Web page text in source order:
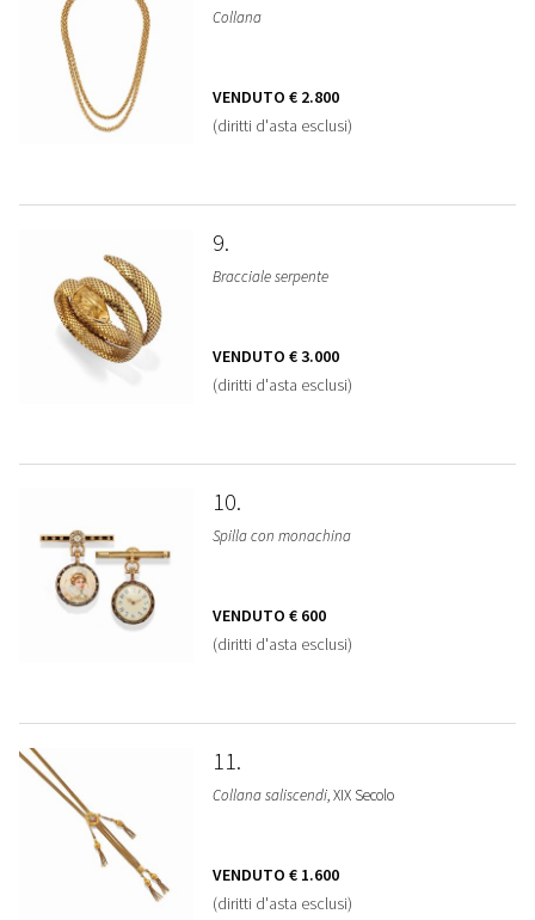
Collana
VENDUTO € 2.800
(diritti d'asta esclusi)
9
Bracciale serpente
VENDUTO € 3.000
(diritti d'asta esclusi)
10
Spilla con monachina
VENDUTO € 600
(diritti d'asta esclusi)
11
Collana saliscendi, XIX Secolo
VENDUTO € 1.600
(diritti d'asta esclusi)